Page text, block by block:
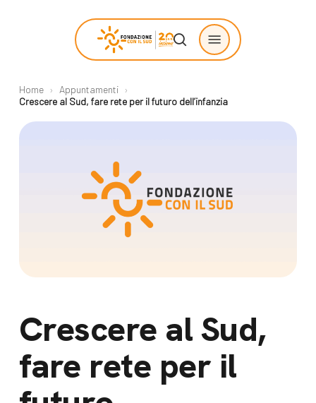
content
search
Menu
Home › Appuntamenti ›
Crescere al Sud, fare rete per il futuro dell’infanzia
Crescere al Sud,
fare rete per il
Chi siamo
La nostra missione
Il nostro modello
Con i bambini
Lavora con noi
Bilancio di
missione
Progetti
cambiamento
un progetto
dal Sud
Campagne